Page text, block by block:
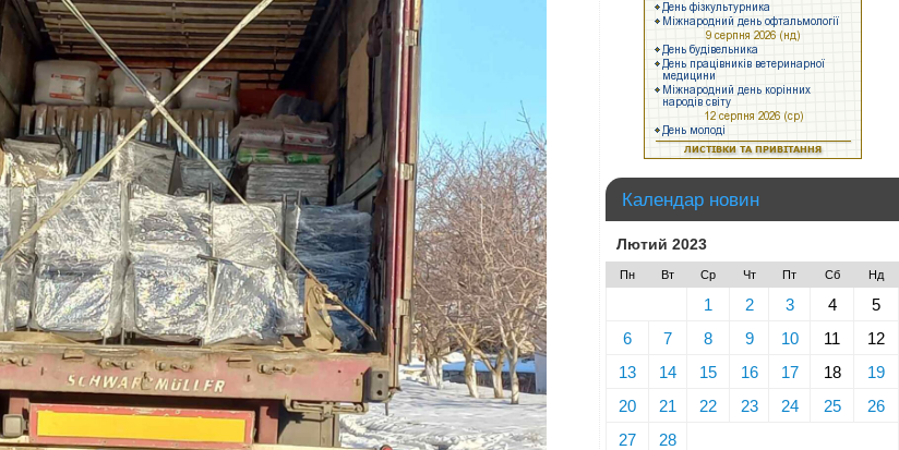
Календар новин
Лютий 2023
Пн Вт Ср Чт Пт Сб Нд
1 2 3 4
5
6
7 8 9 10 11
12
13
14 15 16 17 18
19
20
21 22 23 24 25
26
27
28